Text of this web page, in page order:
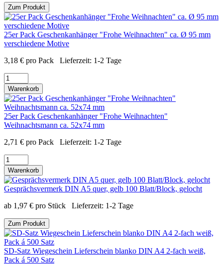
Zum Produkt
25er Pack Geschenkanhänger "Frohe Weihnachten" ca. Ø 95 mm
verschiedene Motive
3,18 € pro Pack Lieferzeit: 1-2 Tage
Warenkorb
25er Pack Geschenkanhänger "Frohe Weihnachten"
Weihnachtsmann ca. 52x74 mm
2,71 € pro Pack Lieferzeit: 1-2 Tage
Warenkorb
Gesprächsvermerk DIN A5 quer, gelb 100 Blatt/Block, gelocht
ab 1,97 € pro Stück Lieferzeit: 1-2 Tage
Zum Produkt
SD-Satz Wiegeschein Lieferschein blanko DIN A4 2-fach weiß,
Pack á 500 Satz